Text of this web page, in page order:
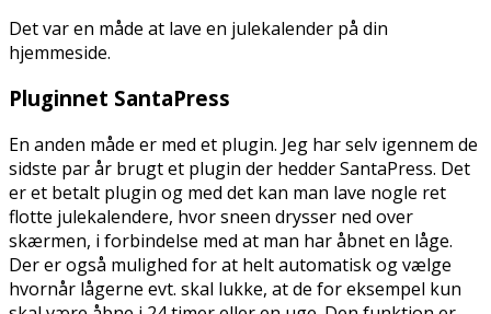
Det var en måde at lave en julekalender på din
hjemmeside.
Pluginnet SantaPress
En anden måde er med et plugin. Jeg har selv igennem de
sidste par år brugt et plugin der hedder SantaPress. Det
er et betalt plugin og med det kan man lave nogle ret
flotte julekalendere, hvor sneen drysser ned over
skærmen, i forbindelse med at man har åbnet en låge.
Der er også mulighed for at helt automatisk og vælge
hvornår lågerne evt. skal lukke, at de for eksempel kun